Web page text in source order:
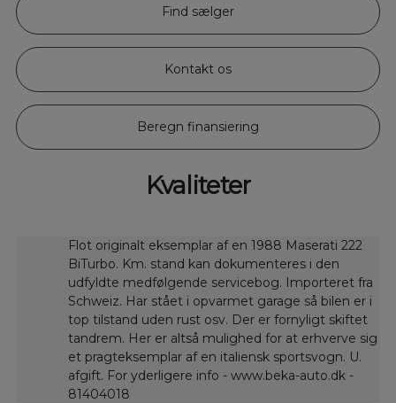
Find sælger
Kontakt os
Beregn finansiering
Kvaliteter
Flot originalt eksemplar af en 1988 Maserati 222
BiTurbo. Km. stand kan dokumenteres i den
udfyldte medfølgende servicebog. Importeret fra
Schweiz. Har stået i opvarmet garage så bilen er i
top tilstand uden rust osv. Der er fornyligt skiftet
tandrem. Her er altså mulighed for at erhverve sig
et pragteksemplar af en italiensk sportsvogn. U.
afgift. For yderligere info - www.beka-auto.dk -
81404018